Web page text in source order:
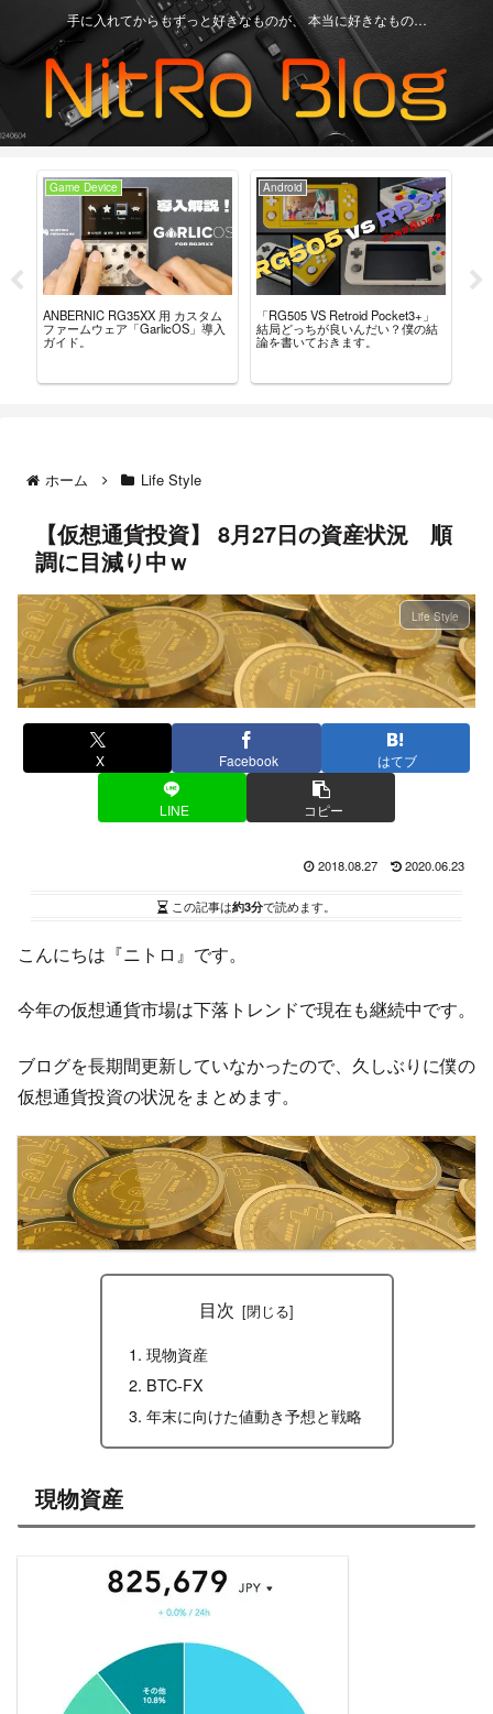
手に入れてからもずっと好きなものが、 本当に好きなもの…
Game Device
ANBERNIC RG35XX 用 カスタム
ファームウェア「GarlicOS」導入
ガイド。
Android
「RG505 VS Retroid Pocket3+」
結局どっちが良いんだい？僕の結
論を書いておきます。
ホーム Life Style
【仮想通貨投資】 8月27日の資産状況 順
調に目減り中ｗ
Life Style
X Facebook はてブ
LINE コピー
2018.08.27 2020.06.23
この記事は約3分で読めます。
こんにちは『ニトロ』です。
今年の仮想通貨市場は下落トレンドで現在も継続中です。
ブログを長期間更新していなかったので、久しぶりに僕の
仮想通貨投資の状況をまとめます。
目次
現物資産
BTC-FX
年末に向けた値動き予想と戦略
現物資産